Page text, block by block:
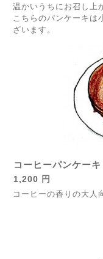
温かいうちにお召し上
こちらのパンケーキは
ざいます。
コーヒーパンケーキ
1,200 円
コーヒーの香りの大人